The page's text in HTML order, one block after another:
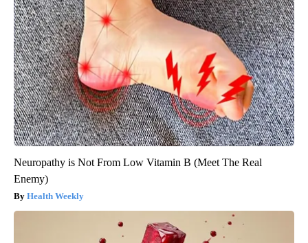
Neuropathy is Not From Low Vitamin B (Meet The Real
Enemy)
Health Weekly